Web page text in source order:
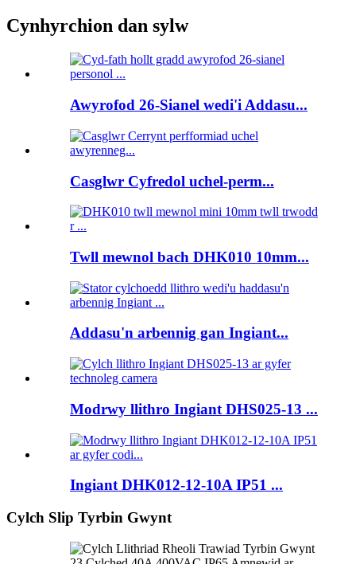
Cynhyrchion dan sylw
Awyrofod 26-Sianel wedi'i Addasu...
Casglwr Cyfredol uchel-perm...
Twll mewnol bach DHK010 10mm...
Addasu'n arbennig gan Ingiant...
Modrwy llithro Ingiant DHS025-13 ...
Ingiant DHK012-12-10A IP51 ...
Cylch Slip Tyrbin Gwynt